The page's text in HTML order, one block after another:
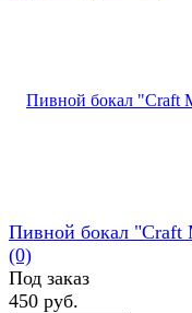
Пивной бокал "Craft
(0)
Под заказ
450 руб.